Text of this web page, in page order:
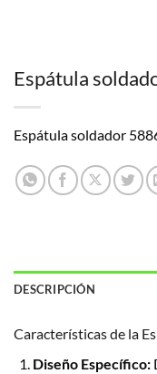
Espátula
Espátula soldador
DESCRIPCIÓN
Características de la
Diseño Específico: